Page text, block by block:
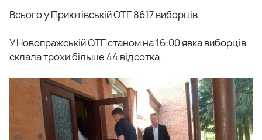
Всього у Приютівській ОТГ 8617 виборців.
У Новопражській ОТГ станом на 16:00 явка виборців
склала трохи більше 44 відсотка.